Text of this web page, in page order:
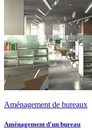
Aménagement de bureaux
Aménagement d'un bureau